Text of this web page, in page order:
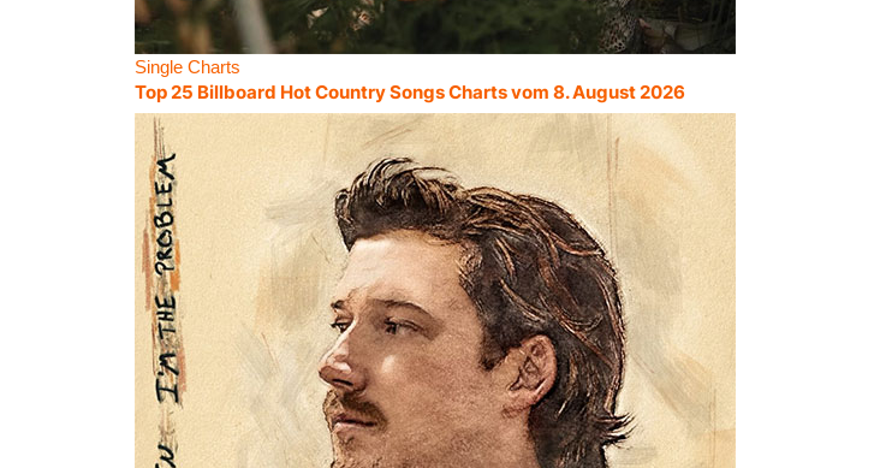
Single Charts
Top 25 Billboard Hot Country Songs Charts vom 8. August 2026